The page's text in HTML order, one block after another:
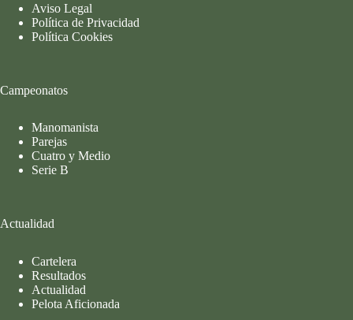
Aviso Legal
Política de Privacidad
Política Cookies
Campeonatos
Manomanista
Parejas
Cuatro y Medio
Serie B
Actualidad
Cartelera
Resultados
Actualidad
Pelota Aficionada